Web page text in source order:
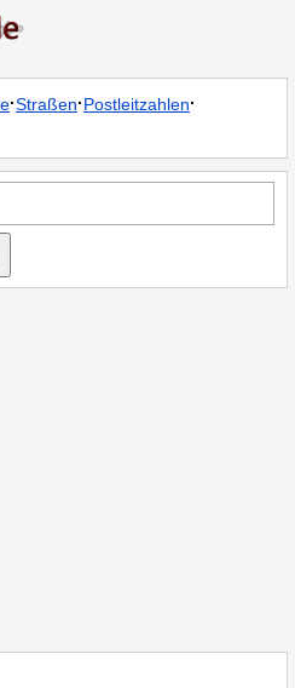
·Straßen·Postleitzahlen·